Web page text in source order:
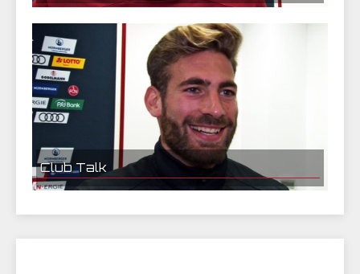
Thorsten Kirschbaum im Interview
Club Talk
Enrico Valentini im Interview